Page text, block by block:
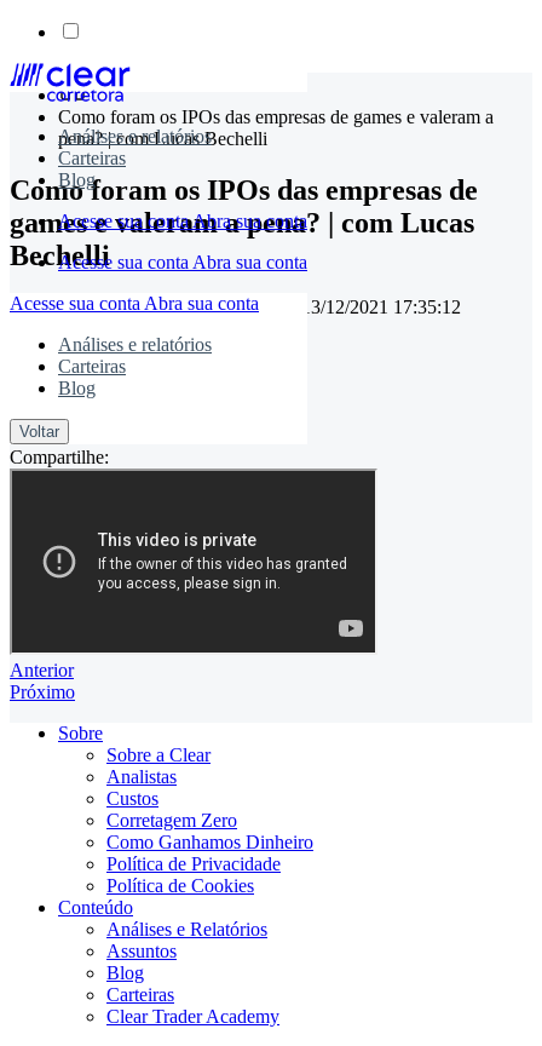
Skip
content
Análises e relatórios
Carteiras
Blog
Acesse sua contaAbra sua conta
Acesse sua conta Abra sua conta
Acesse sua conta Abra sua conta
Análises e relatórios
Carteiras
Blog
Voltar
Como foram os IPOs das empresas de games e valeram a
pena? | com Lucas Bechelli
Como foram os IPOs das empresas de
games e valeram a pena? | com Lucas
Bechelli
16/07/2021 17:36:32• Atualizado em 13/12/2021 17:35:12
Compartilhe:
Anterior
Próximo
Sobre
Sobre a Clear
Analistas
Custos
Corretagem Zero
Como Ganhamos Dinheiro
Política de Privacidade
Política de Cookies
Conteúdo
Análises e Relatórios
Assuntos
Blog
Carteiras
Clear Trader Academy